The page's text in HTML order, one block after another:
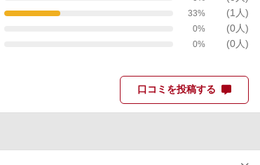
33% (1人)
0% (0人)
0% (0人)
口コミを投稿する